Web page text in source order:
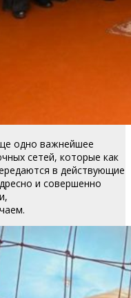
одно важнейшее
сетей, которые как
в действующие
и совершенно